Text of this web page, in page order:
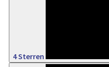
4 Sterren